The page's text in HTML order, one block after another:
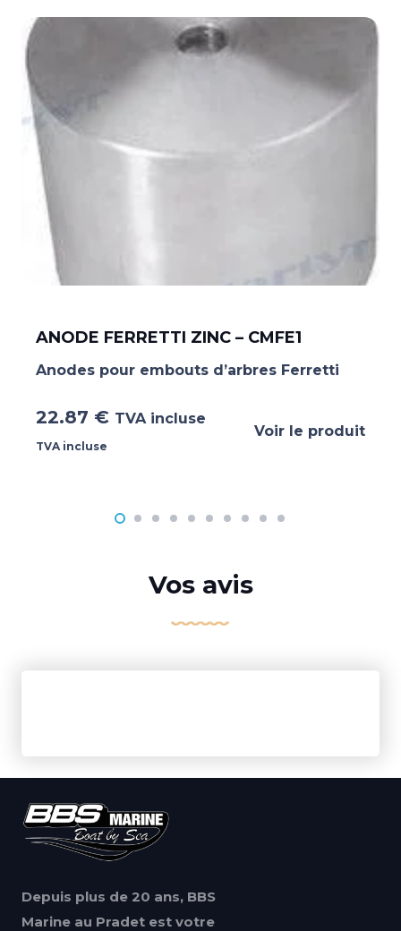
ANODE FERRETTI ZINC – CMFE1
Anodes pour embouts d’arbres Ferretti
22.87 € TVA incluse
TVA incluse
Voir le produit
Vos avis
Depuis plus de 20 ans, BBS
Marine au Pradet est votre